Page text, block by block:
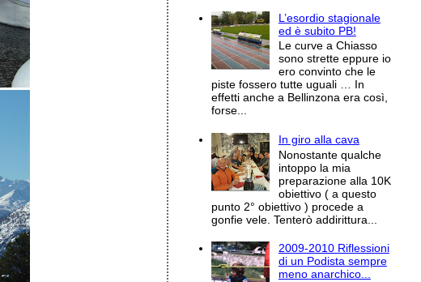
L’esordio stagionale
ed è subito PB!
Le curve a Chiasso
sono strette eppure io
ero convinto che le
piste fossero tutte uguali … In
effetti anche a Bellinzona era così,
forse...
In giro alla cava
Nonostante qualche
intoppo la mia
preparazione alla 10K
obiettivo ( a questo
punto 2° obiettivo ) procede a
gonfie vele. Tenterò addirittura...
2009-2010 Riflessioni
di un Podista sempre
meno anarchico...